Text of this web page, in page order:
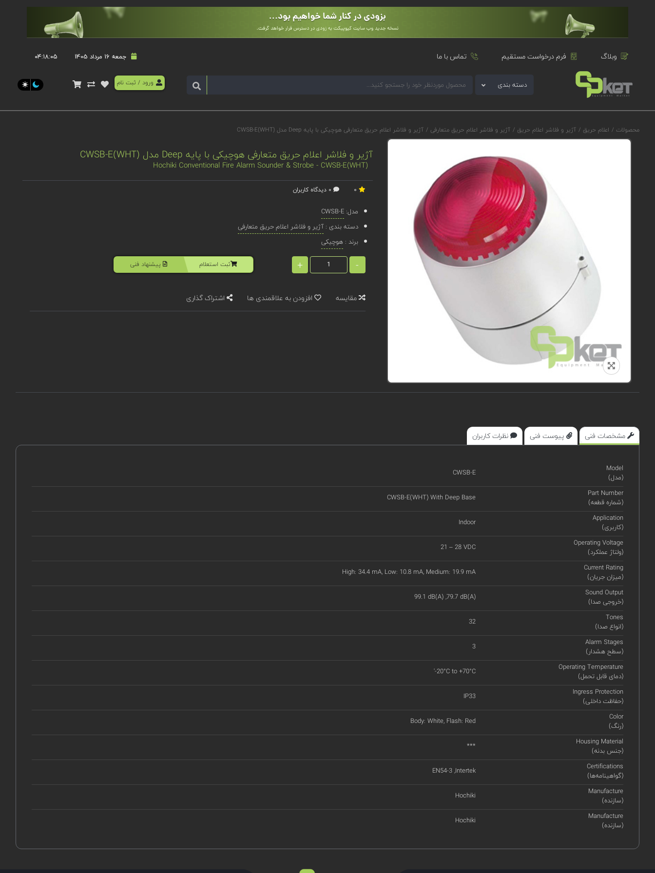
وبلاگ فرم درخواست مستقیم تماس با ما جمعه 16 مرداد 1405 ۰۴:۱۸:۰۶
دسته بندی ورود / ثبت نام
محصولات / اعلام حریق / آژیر و فلاشر اعلام حریق / آژیر و فلاشر اعلام حریق متعارفی / آژیر و فلاشر اعلام حریق متعارفی هوچیکی با پایه Deep مدل CWSB-E(WHT)
آژیر و فلاشر اعلام حریق متعارفی هوچیکی با پایه Deep مدل CWSB-E(WHT)
Hochiki Conventional Fire Alarm Sounder & Strobe - CWSB-E(WHT)
مدل:CWSB-E
دسته بندی :آژیر و فلاشر اعلام حریق متعارفی
برند :هوچیکی
-
+ ثبت استعلام پیشنهاد فنی
مقایسه افزودن به علاقمندی ها اشتراک گذاری
مشخصات فنی پیوست فنی نظرات کاربران
Model
(مدل)
CWSB-E
Part Number
(شماره قطعه)
CWSB-E(WHT) With Deep Base
Application
(کاربری)
Indoor
Operating Voltage
(ولتاژ عملکرد)
21 – 28 VDC
Current Rating
(میزان جریان)
High: 34.4 mA, Low: 10.8 mA, Medium: 19.9 mA
Sound Output
(خروجی صدا)
99.1 dB(A) ,79.7 dB(A)
Tones
(انواع صدا)
32
Alarm Stages
(سطح هشدار)
3
Operating Temperature
(دمای قابل تحمل)
'-20°C to +70°C
Ingress Protection
(حفاظت داخلی)
IP33
Color
(رنگ)
Body: White, Flash: Red
Housing Material
(جنس بدنه)
***
Certifications
(گواهینامه‌ها)
EN54-3 ,Intertek
Manufacture
(سازنده)
Hochiki
Manufacture
(سازنده)
Hochiki